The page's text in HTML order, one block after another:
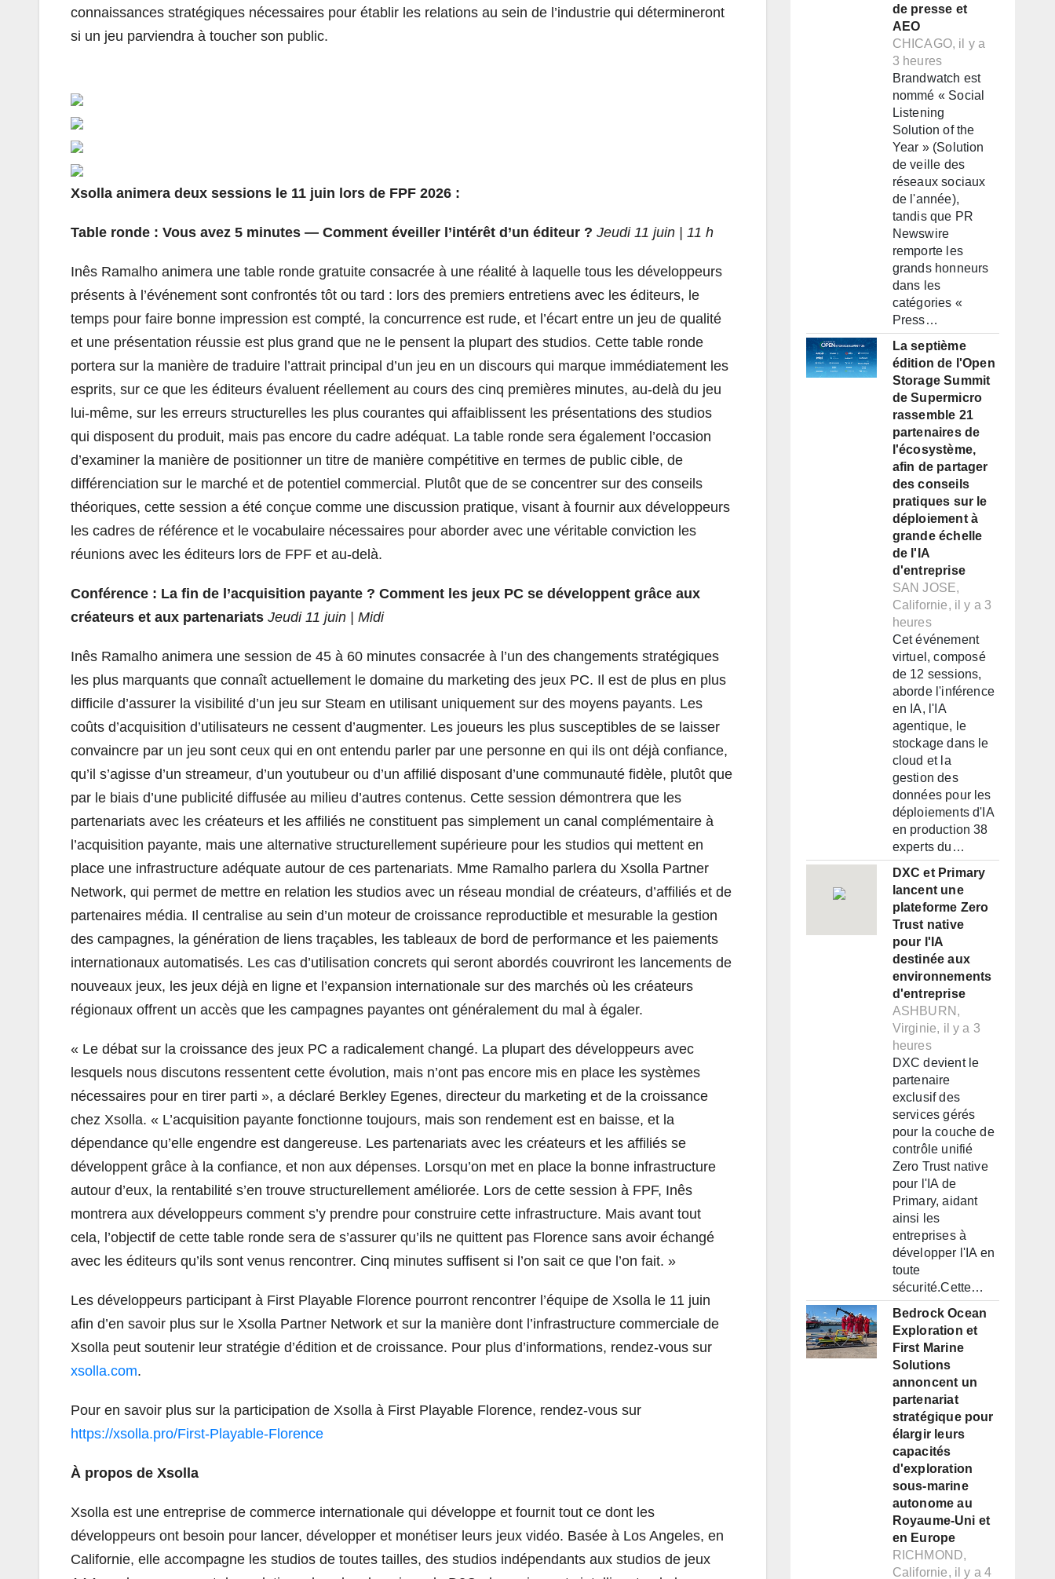
connaissances stratégiques nécessaires pour établir les relations au sein de l’industrie qui détermineront
si un jeu parviendra à toucher son public.
Xsolla animera deux sessions le 11 juin lors de FPF 2026 :
Table ronde : Vous avez 5 minutes — Comment éveiller l’intérêt d’un éditeur ? Jeudi 11 juin | 11 h
Inês Ramalho animera une table ronde gratuite consacrée à une réalité à laquelle tous les développeurs
présents à l’événement sont confrontés tôt ou tard : lors des premiers entretiens avec les éditeurs, le
temps pour faire bonne impression est compté, la concurrence est rude, et l’écart entre un jeu de qualité
et une présentation réussie est plus grand que ne le pensent la plupart des studios. Cette table ronde
portera sur la manière de traduire l’attrait principal d’un jeu en un discours qui marque immédiatement les
esprits, sur ce que les éditeurs évaluent réellement au cours des cinq premières minutes, au-delà du jeu
lui-même, sur les erreurs structurelles les plus courantes qui affaiblissent les présentations des studios
qui disposent du produit, mais pas encore du cadre adéquat. La table ronde sera également l’occasion
d’examiner la manière de positionner un titre de manière compétitive en termes de public cible, de
différenciation sur le marché et de potentiel commercial. Plutôt que de se concentrer sur des conseils
théoriques, cette session a été conçue comme une discussion pratique, visant à fournir aux développeurs
les cadres de référence et le vocabulaire nécessaires pour aborder avec une véritable conviction les
réunions avec les éditeurs lors de FPF et au-delà.
Conférence : La fin de l’acquisition payante ? Comment les jeux PC se développent grâce aux
créateurs et aux partenariats Jeudi 11 juin | Midi
Inês Ramalho animera une session de 45 à 60 minutes consacrée à l’un des changements stratégiques
les plus marquants que connaît actuellement le domaine du marketing des jeux PC. Il est de plus en plus
difficile d’assurer la visibilité d’un jeu sur Steam en utilisant uniquement sur des moyens payants. Les
coûts d’acquisition d’utilisateurs ne cessent d’augmenter. Les joueurs les plus susceptibles de se laisser
convaincre par un jeu sont ceux qui en ont entendu parler par une personne en qui ils ont déjà confiance,
qu’il s’agisse d’un streameur, d’un youtubeur ou d’un affilié disposant d’une communauté fidèle, plutôt que
par le biais d’une publicité diffusée au milieu d’autres contenus. Cette session démontrera que les
partenariats avec les créateurs et les affiliés ne constituent pas simplement un canal complémentaire à
l’acquisition payante, mais une alternative structurellement supérieure pour les studios qui mettent en
place une infrastructure adéquate autour de ces partenariats. Mme Ramalho parlera du Xsolla Partner
Network, qui permet de mettre en relation les studios avec un réseau mondial de créateurs, d’affiliés et de
partenaires média. Il centralise au sein d’un moteur de croissance reproductible et mesurable la gestion
des campagnes, la génération de liens traçables, les tableaux de bord de performance et les paiements
internationaux automatisés. Les cas d’utilisation concrets qui seront abordés couvriront les lancements de
nouveaux jeux, les jeux déjà en ligne et l’expansion internationale sur des marchés où les créateurs
régionaux offrent un accès que les campagnes payantes ont généralement du mal à égaler.
« Le débat sur la croissance des jeux PC a radicalement changé. La plupart des développeurs avec
lesquels nous discutons ressentent cette évolution, mais n’ont pas encore mis en place les systèmes
nécessaires pour en tirer parti », a déclaré Berkley Egenes, directeur du marketing et de la croissance
chez Xsolla. « L’acquisition payante fonctionne toujours, mais son rendement est en baisse, et la
dépendance qu’elle engendre est dangereuse. Les partenariats avec les créateurs et les affiliés se
développent grâce à la confiance, et non aux dépenses. Lorsqu’on met en place la bonne infrastructure
autour d’eux, la rentabilité s’en trouve structurellement améliorée. Lors de cette session à FPF, Inês
montrera aux développeurs comment s’y prendre pour construire cette infrastructure. Mais avant tout
cela, l’objectif de cette table ronde sera de s’assurer qu’ils ne quittent pas Florence sans avoir échangé
avec les éditeurs qu’ils sont venus rencontrer. Cinq minutes suffisent si l’on sait ce que l’on fait. »
Les développeurs participant à First Playable Florence pourront rencontrer l’équipe de Xsolla le 11 juin
afin d’en savoir plus sur le Xsolla Partner Network et sur la manière dont l’infrastructure commerciale de
Xsolla peut soutenir leur stratégie d’édition et de croissance. Pour plus d’informations, rendez-vous sur
xsolla.com.
Pour en savoir plus sur la participation de Xsolla à First Playable Florence, rendez-vous sur
https://xsolla.pro/First-Playable-Florence
À propos de Xsolla
Xsolla est une entreprise de commerce internationale qui développe et fournit tout ce dont les
développeurs ont besoin pour lancer, développer et monétiser leurs jeux vidéo. Basée à Los Angeles, en
Californie, elle accompagne les studios de toutes tailles, des studios indépendants aux studios de jeux
de presse et
AEO
CHICAGO, il y a
3 heures
Brandwatch est
nommé « Social
Listening
Solution of the
Year » (Solution
de veille des
réseaux sociaux
de l'année),
tandis que PR
Newswire
remporte les
grands honneurs
dans les
catégories «
Press…
La septième
édition de l'Open
Storage Summit
de Supermicro
rassemble 21
partenaires de
l'écosystème,
afin de partager
des conseils
pratiques sur le
déploiement à
grande échelle
de l'IA
d'entreprise
SAN JOSE,
Californie, il y a 3
heures
Cet événement
virtuel, composé
de 12 sessions,
aborde l'inférence
en IA, l'IA
agentique, le
stockage dans le
cloud et la
gestion des
données pour les
déploiements d'IA
en production 38
experts du…
DXC et Primary
lancent une
plateforme Zero
Trust native
pour l'IA
destinée aux
environnements
d'entreprise
ASHBURN,
Virginie, il y a 3
heures
DXC devient le
partenaire
exclusif des
services gérés
pour la couche de
contrôle unifié
Zero Trust native
pour l'IA de
Primary, aidant
ainsi les
entreprises à
développer l'IA en
toute
sécurité.Cette…
Bedrock Ocean
Exploration et
First Marine
Solutions
annoncent un
partenariat
stratégique pour
élargir leurs
capacités
d'exploration
sous-marine
autonome au
Royaume-Uni et
en Europe
RICHMOND,
Californie, il y a 4